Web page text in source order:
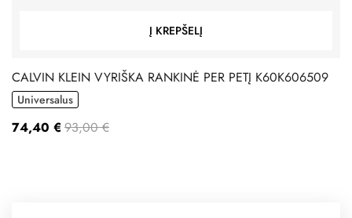
Į KREPŠELĮ
CALVIN KLEIN VYRIŠKA RANKINĖ PER PETĮ K60K606509
Universalus
74,40 € 93,00 €